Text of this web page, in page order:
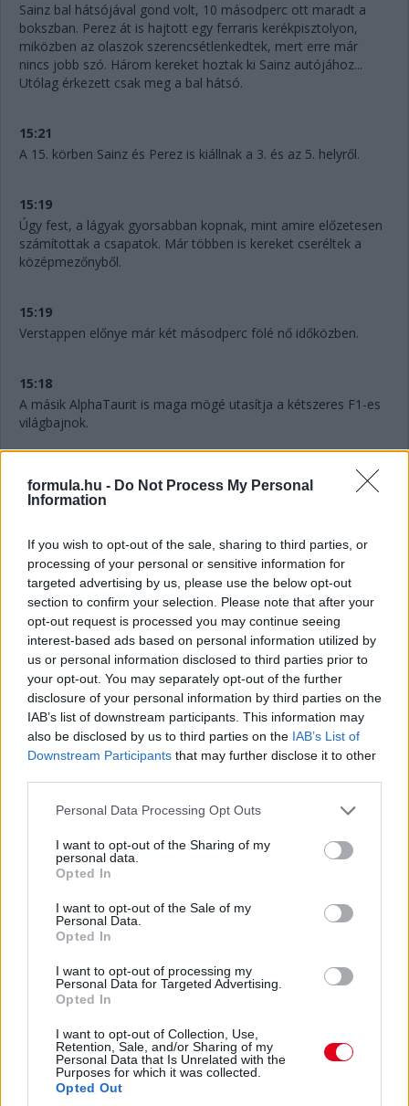
formula.hu - Do Not Process My Personal
Information
If you wish to opt-out of the sale, sharing to third parties, or
processing of your personal or sensitive information for
targeted advertising by us, please use the below opt-out
section to confirm your selection. Please note that after your
opt-out request is processed you may continue seeing
interest-based ads based on personal information utilized by
us or personal information disclosed to third parties prior to
your opt-out. You may separately opt-out of the further
disclosure of your personal information by third parties on the
IAB’s list of downstream participants. This information may
also be disclosed by us to third parties on the IAB’s List of
Downstream Participants that may further disclose it to other
Please note that this website/app uses one or more Google
not limited to your visit or usage behaviour. You may click to
grant or deny consent to Google and its third-party tags to
use your data for below specified purposes in below Google
consent section.
Personal Data Processing Opt Outs
I want to opt-out of the Sharing of my
personal data.
Opted In
I want to opt-out of the Sale of my
Personal Data.
Opted In
I want to opt-out of processing my
Personal Data for Targeted Advertising.
Opted In
I want to opt-out of Collection, Use,
Retention, Sale, and/or Sharing of my
Personal Data that Is Unrelated with the
Purposes for which it was collected.
Opted Out
Sainz bal hátsójával gond volt, 10 másodperc ott maradt a
bokszban. Perez át is hajtott egy ferraris kerékpisztolyon,
miközben az olaszok szerencsétlenkedtek, mert erre már
nincs jobb szó. Három kereket hoztak ki Sainz autójához...
Utólag érkezett csak meg a bal hátsó.
15:21
A 15. körben Sainz és Perez is kiállnak a 3. és az 5. helyről.
15:19
Úgy fest, a lágyak gyorsabban kopnak, mint amire előzetesen
számítottak a csapatok. Már többen is kereket cseréltek a
középmezőnyből.
15:19
Verstappen előnye már két másodperc fölé nő időközben.
15:18
A másik AlphaTaurit is maga mögé utasítja a kétszeres F1-es
világbajnok.
Alonso előzte Gaslyt a célegyenesben, ezzel a spanyol a 12.
15:13
Itt a fotó Magnussen második körös hibájáról:
Az élmezőnyből a két Mercedes választotta csak a közepes
gumikat, a többiek mind a lágyabb abroncsokon rajtoltak el.
Leclerc közeledik Verstappenre, miközben Hamilton már tolja
maga előtt Sainzt a másik Ferrariban.
Verstappen, Leclerc, Sainz, Hamilton, Perez, Russell, Norris,
Stroll, Ocon, Schumacher a pontszerzők sorrendje.